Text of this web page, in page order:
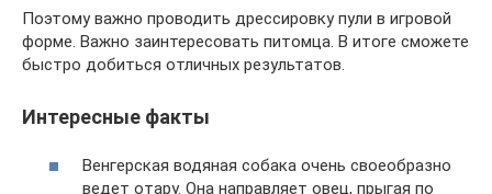
Поэтому важно проводить дрессировку пули в игровой
форме. Важно заинтересовать питомца. В итоге сможете
быстро добиться отличных результатов.
Интересные факты
Венгерская водяная собака очень своеобразно
ведет отару. Она направляет овец, прыгая по